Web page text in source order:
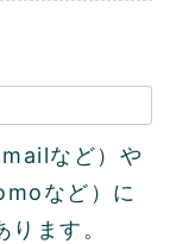
など）や
など）に
ます。